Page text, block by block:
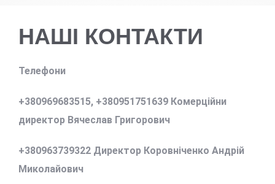
НАШІ КОНТАКТИ
Телефони
+380969683515, +380951751639 Комерційни
директор Вячеслав Григорович
+380963739322 Директор Коровніченко Андрій
Миколайович